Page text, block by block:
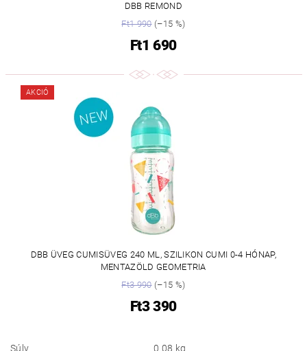
DBB REMOND
Ft1 990(–15 %)
Ft1 690
AKCIÓ
DBB ÜVEG CUMISÜVEG 240 ML, SZILIKON CUMI 0-4 HÓNAP,
MENTAZÖLD GEOMETRIA
Ft3 990(–15 %)
Ft3 390
Súly 0.08 kg